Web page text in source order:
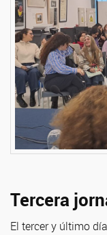
Tercera
El tercer y último